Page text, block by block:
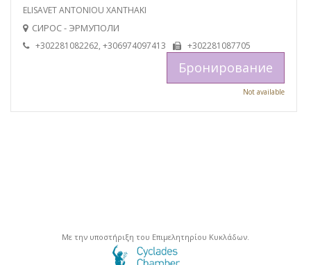
ELISAVET ANTONIOU XANTHAKI
СИРОС - ЭРМУПОЛИ
+302281082262, +306974097413 +302281087705
Бронирование
Not available
Με την υποστήριξη του Επιμελητηρίου Κυκλάδων.